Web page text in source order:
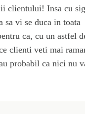
clientului! Insa cu
sa vi se duca in toata
ca, cu un astfel
clienti veti mai
probabil ca nici nu